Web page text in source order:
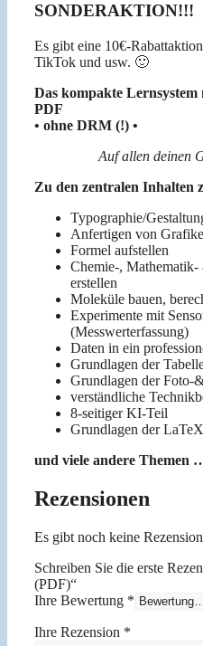
SONDERAKTION!!!
Es gibt eine 10€-
TikTok und usw. 🙂
Das kompakte
PDF
• ohne DRM (!) •
Auf allen deinen
Zu den zentralen Inhalten
Typographie/
Anfertigen von
Formel aufstellen
Chemie-,
erstellen
Moleküle bauen,
Experimente mit
(Messwerterfassung)
Daten in ein
Grundlagen der
Grundlagen der Foto-
verständliche
8-seitiger KI-Teil
Grundlagen der
und viele andere Themen
Rezensionen
Es gibt noch keine
Schreiben Sie die erste
(PDF)“
Ihre Bewertung *
Ihre Rezension *